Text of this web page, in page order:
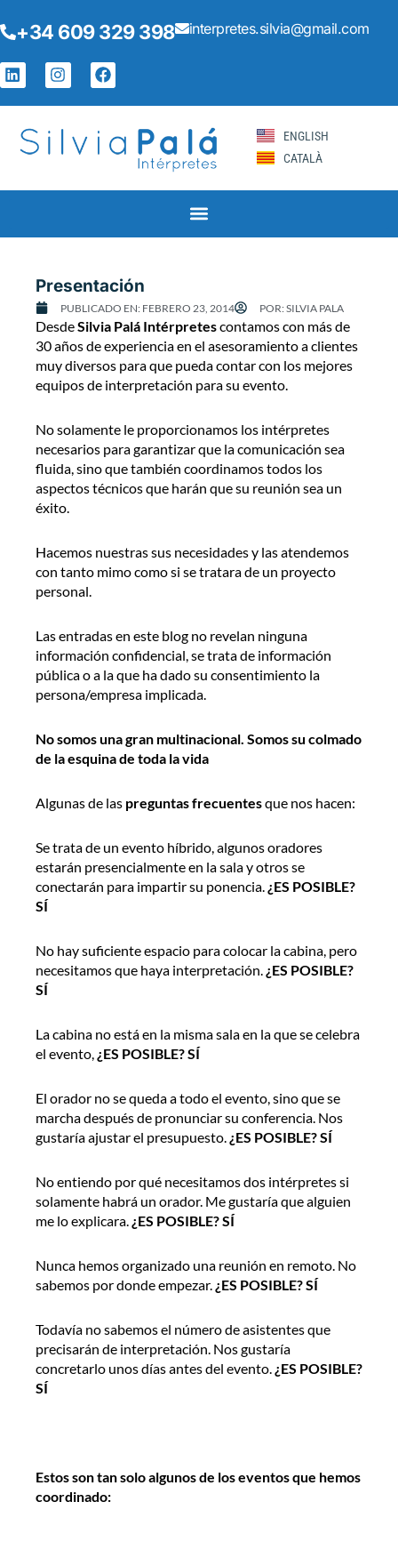
al
+34 609 329 398 interpretes.silvia@gmail.com
L
i
n
d
I
n
s
a
g
F
a
c
o
ENGLISH
CATALÀ
Presentación
PUBLICADO EN: FEBRERO 23, 2014 POR:SILVIA PALA
DesdeSilvia Palá Intérpretescontamos con más de
30 años de experiencia en el asesoramiento a clientes
muy diversos para que pueda contar con los mejores
equipos de interpretación para su evento.
No solamente le proporcionamos los intérpretes
necesarios para garantizar que la comunicación sea
fluida, sino que también coordinamos todos los
aspectos técnicos que harán que su reunión sea un
éxito.
Hacemos nuestras sus necesidades y las atendemos
con tanto mimo como si se tratara de un proyecto
personal.
Las entradas en este blog no revelan ninguna
información confidencial, se trata de información
pública o a la que ha dado su consentimiento la
persona/empresa implicada.
No somos una gran multinacional. Somos su colmado
de la esquina de toda la vida
Algunas de las preguntas frecuentesque nos hacen:
Se trata de un evento híbrido, algunos oradores
estarán presencialmente en la sala y otros se
conectarán para impartir su ponencia. ¿ES POSIBLE?
SÍ
No hay suficiente espacio para colocar la cabina, pero
necesitamos que haya interpretación. ¿ES POSIBLE?
SÍ
La cabina no está en la misma sala en la que se celebra
el evento, ¿ES POSIBLE? SÍ
El orador no se queda a todo el evento, sino que se
marcha después de pronunciar su conferencia. Nos
gustaría ajustar el presupuesto. ¿ES POSIBLE? SÍ
No entiendo por qué necesitamos dos intérpretes si
solamente habrá un orador. Me gustaría que alguien
me lo explicara. ¿ES POSIBLE? SÍ
Nunca hemos organizado una reunión en remoto. No
sabemos por donde empezar. ¿ES POSIBLE? SÍ
Todavía no sabemos el número de asistentes que
precisarán de interpretación. Nos gustaría
concretarlo unos días antes del evento. ¿ES POSIBLE?
SÍ
Estos son tan solo algunos de los eventos que hemos
coordinado: